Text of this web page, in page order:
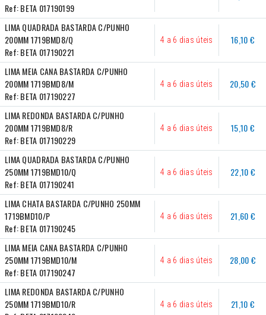
Ref:BETA 017190199
LIMA QUADRADA BASTARDA C/PUNHO
200MM 1719BMD8/Q
Ref:BETA 017190221
4 a 6 dias úteis 16,10 €
LIMA MEIA CANA BASTARDA C/PUNHO
200MM 1719BMD8/M
Ref:BETA 017190227
4 a 6 dias úteis 20,50 €
LIMA REDONDA BASTARDA C/PUNHO
200MM 1719BMD8/R
Ref:BETA 017190229
4 a 6 dias úteis 15,10 €
LIMA QUADRADA BASTARDA C/PUNHO
250MM 1719BMD10/Q
Ref:BETA 017190241
4 a 6 dias úteis 22,10 €
LIMA CHATA BASTARDA C/PUNHO 250MM
1719BMD10/P
Ref:BETA 017190245
4 a 6 dias úteis 21,60 €
LIMA MEIA CANA BASTARDA C/PUNHO
250MM 1719BMD10/M
Ref:BETA 017190247
4 a 6 dias úteis 28,00 €
LIMA REDONDA BASTARDA C/PUNHO
250MM 1719BMD10/R
4 a 6 dias úteis 21,10 €